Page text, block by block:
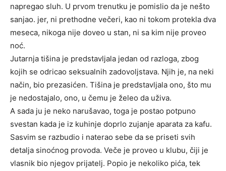
napregao sluh. U prvom trenutku je pomislio da je nešto
sanjao. jer, ni prethodne večeri, kao ni tokom protekla dva
meseca, nikoga nije doveo u stan, ni sa kim nije proveo
noć.
Jutarnja tišina je predstavljala jedan od razloga, zbog
kojih se odricao seksualnih zadovoljstava. Njih je, na neki
način, bio prezasićen. Tišina je predstavljala ono, što mu
je nedostajalo, ono, u čemu je želeo da uživa.
A sada ju je neko narušavao, toga je postao potpuno
svestan kada je iz kuhinje doprlo zujanje aparata za kafu.
Sasvim se razbudio i naterao sebe da se priseti svih
detalja sinoćnog provoda. Veče je proveo u klubu, čiji je
vlasnik bio njegov prijatelj. Popio je nekoliko pića, tek